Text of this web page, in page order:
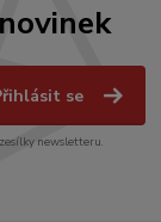
se
newsletteru.